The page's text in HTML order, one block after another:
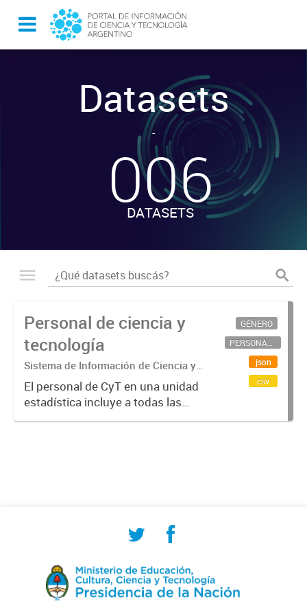
Datasets
-
006
DATASETS
Personal de ciencia y
tecnología
Sistema de Información de Ciencia y
Tecnología Argentino (SICYTAR)
El personal de CyT en una unidad
estadística incluye a todas las
personas involucradas
GÉNERO
PERSONAL CIENTÍFICO-TECNOLÓGICO
json
csv